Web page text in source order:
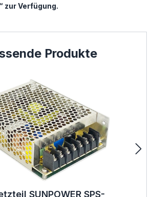
zur Verfügung.
überspringenProdukte
SUNPOWER SPS-